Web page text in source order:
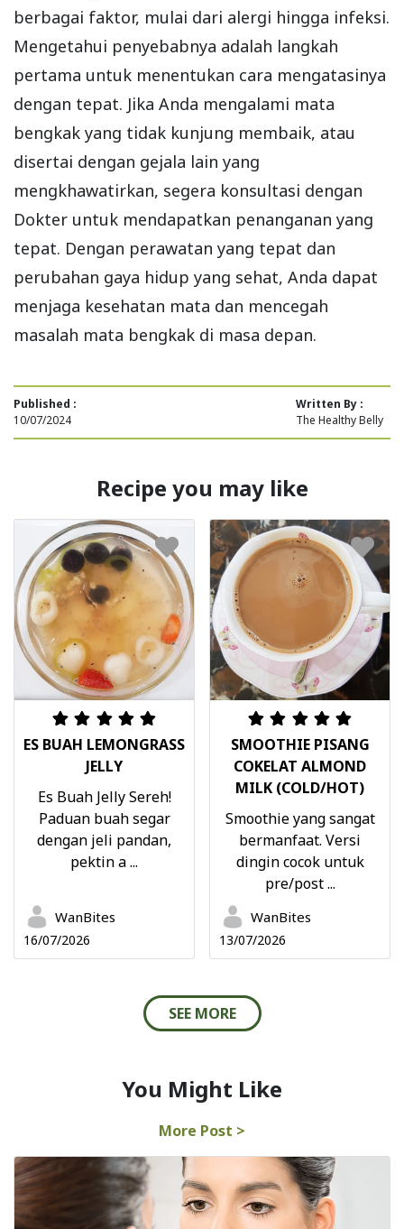
berbagai faktor, mulai dari alergi hingga infeksi.
Mengetahui penyebabnya adalah langkah
pertama untuk menentukan cara mengatasinya
dengan tepat. Jika Anda mengalami mata
bengkak yang tidak kunjung membaik, atau
disertai dengan gejala lain yang
mengkhawatirkan, segera konsultasi dengan
Dokter untuk mendapatkan penanganan yang
tepat. Dengan perawatan yang tepat dan
perubahan gaya hidup yang sehat, Anda dapat
menjaga kesehatan mata dan mencegah
masalah mata bengkak di masa depan.
Published :
10/07/2024
Written By :
The Healthy Belly
Recipe you may like
ES BUAH LEMONGRASS
JELLY
Es Buah Jelly Sereh!
Paduan buah segar
dengan jeli pandan,
pektin a ...
WanBites
16/07/2026
SMOOTHIE PISANG
COKELAT ALMOND
MILK (COLD/HOT)
Smoothie yang sangat
bermanfaat. Versi
dingin cocok untuk
pre/post ...
WanBites
13/07/2026
SEE MORE
You Might Like
More Post >